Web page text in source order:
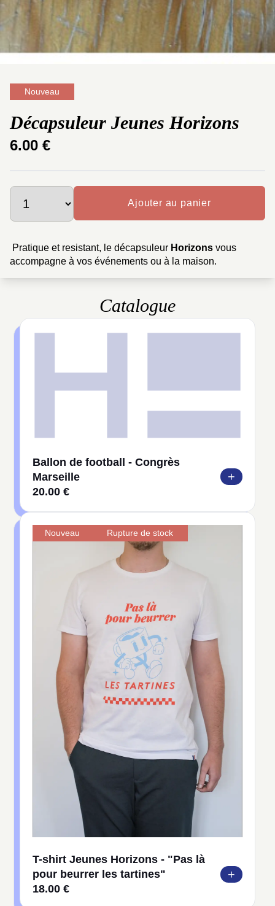
Nouveau
Décapsuleur Jeunes Horizons
6.00 €
Ajouter au panier
Pratique et resistant, le décapsuleur Horizons vous
accompagne à vos événements ou à la maison.
Catalogue
Ballon de football - Congrès
Marseille
20.00 €
+
Nouveau Rupture de stock
T-shirt Jeunes Horizons - "Pas là
pour beurrer les tartines"
18.00 €
+